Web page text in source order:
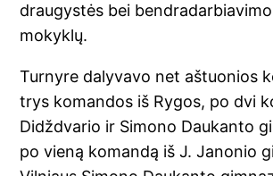
draugystės bei
mokyklų.
Turnyre dalyvavo net aštuonios
trys komandos iš Rygos, po dvi
Didždvario ir Simono Daukanto
po vieną komandą iš J. Janonio